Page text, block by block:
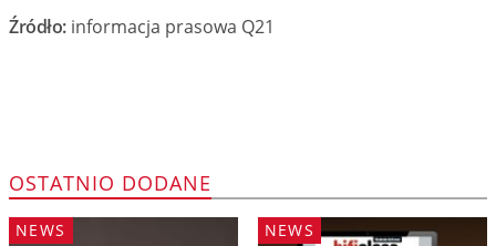
Źródło:informacja prasowa Q21
OSTATNIO DODANE
NEWS NEWS